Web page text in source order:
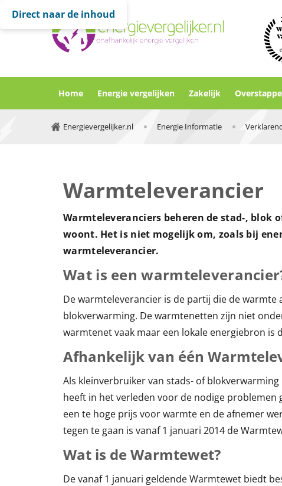
Direct naar de inhoud
Home Energie vergelijken Zakelijk
Energievergelijker.nl Energie Informatie
Warmteleverancier
Warmteleveranciers beheren de stad-, blok
woont. Het is niet mogelijk om, zoals bij
warmteleverancier.
Wat is een
De warmteleverancier is de partij die de warmte
blokverwarming. De warmtenetten zijn niet
warmtenet vaak maar een lokale energiebron is
Afhankelijk van één
Als kleinverbruiker van stads- of
heeft in het verleden voor de nodige
een te hoge prijs voor warmte en de afnemer
tegen te gaan is vanaf 1 januari 2014 de
Wat is de Warmtewet?
De vanaf 1 januari geldende Warmtewet biedt